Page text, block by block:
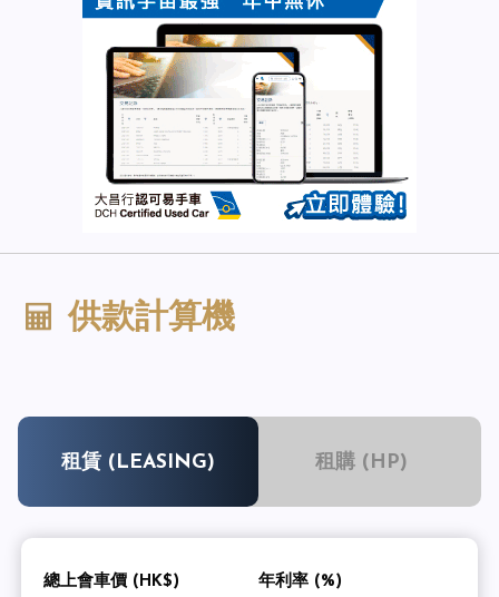
供款計算機
租賃 (LEASING) 租購 (HP)
總上會車價 (HK$) 年利率 (%)